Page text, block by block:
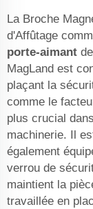
La Broche
d'Affûtage
porte-aimant de
MagLand est
plaçant la
comme le
plus crucial
machinerie. Il
également
verrou de
maintient la
travaillée en